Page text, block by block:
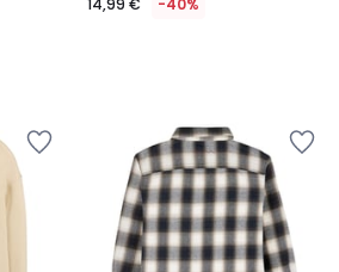
14,99 € -40%